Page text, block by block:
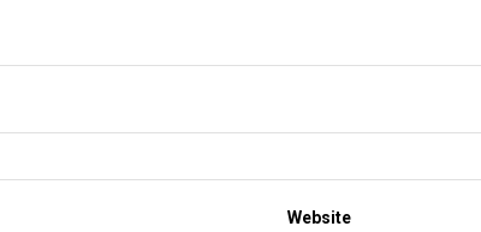
Website